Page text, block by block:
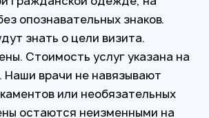
опознавательных знаков.
знать о цели визита.
Стоимость услуг указана на
Наши врачи не навязывают
или необязательных
остаются неизменными на